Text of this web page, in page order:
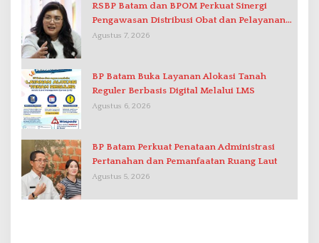
RSBP Batam dan BPOM Perkuat Sinergi
Pengawasan Distribusi Obat dan Pelayanan
Kefarmasian
Agustus 7, 2026
BP Batam Buka Layanan Alokasi Tanah
Reguler Berbasis Digital Melalui LMS
Agustus 6, 2026
BP Batam Perkuat Penataan Administrasi
Pertanahan dan Pemanfaatan Ruang Laut
Agustus 5, 2026